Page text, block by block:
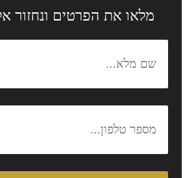
מלאו את הפרטים ונחזור